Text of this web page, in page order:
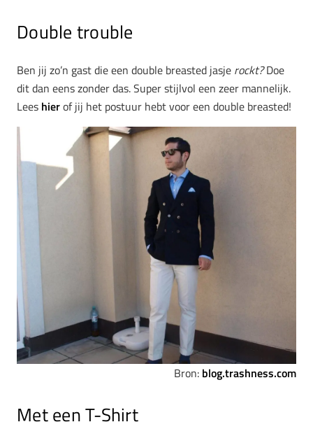
Double trouble
Ben jij zo’n gast die een double breasted jasje rockt?Doe
dit dan eens zonder das. Super stijlvol een zeer mannelijk.
Lees hierof jij het postuur hebt voor een double breasted!
Bron: blog.trashness.com
Met een T-Shirt